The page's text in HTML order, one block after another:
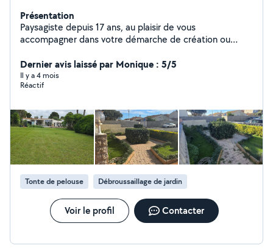
Présentation
Paysagiste depuis 17 ans, au plaisir de vous
accompagner dans votre démarche de création ou
contacter.
Dernier avis laissé par Monique : 5/5
Il y a 4 mois
Réactif
Tonte de pelouse Débroussaillage de jardin
Voir le profil Contacter